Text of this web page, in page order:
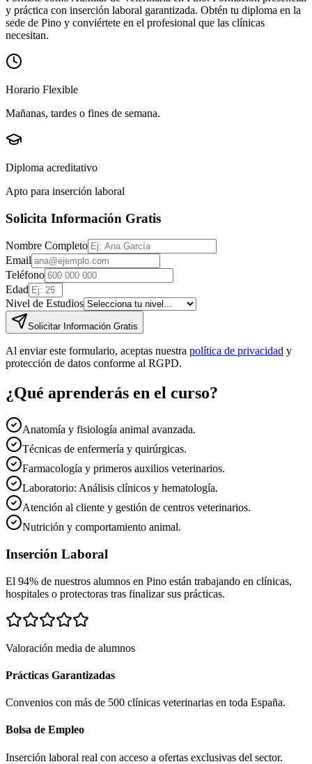
y práctica con inserción laboral garantizada. Obtén tu diploma en la
sede de Pino y conviértete en el profesional que las clínicas
necesitan.
Horario Flexible
Mañanas, tardes o fines de semana.
Diploma acreditativo
Apto para inserción laboral
Solicita Información Gratis
Nombre Completo
Email
Teléfono
Edad
Nivel de Estudios
Solicitar Información Gratis
Al enviar este formulario, aceptas nuestra política de privacidad y
protección de datos conforme al RGPD.
¿Qué aprenderás en el curso?
Anatomía y fisiología animal avanzada.
Técnicas de enfermería y quirúrgicas.
Farmacología y primeros auxilios veterinarios.
Laboratorio: Análisis clínicos y hematología.
Atención al cliente y gestión de centros veterinarios.
Nutrición y comportamiento animal.
Inserción Laboral
El 94% de nuestros alumnos en Pino están trabajando en clínicas,
hospitales o protectoras tras finalizar sus prácticas.
Valoración media de alumnos
Prácticas Garantizadas
Convenios con más de 500 clínicas veterinarias en toda España.
Bolsa de Empleo
Inserción laboral real con acceso a ofertas exclusivas del sector.